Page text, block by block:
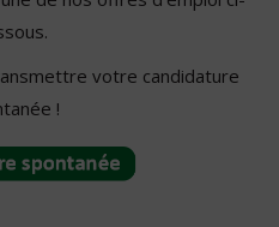
votre candidature
!